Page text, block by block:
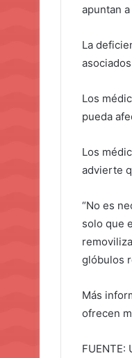
apuntan
La
Los
pueda
Los
advierte
“No es
solo que
glóbulos
Más
ofrecen